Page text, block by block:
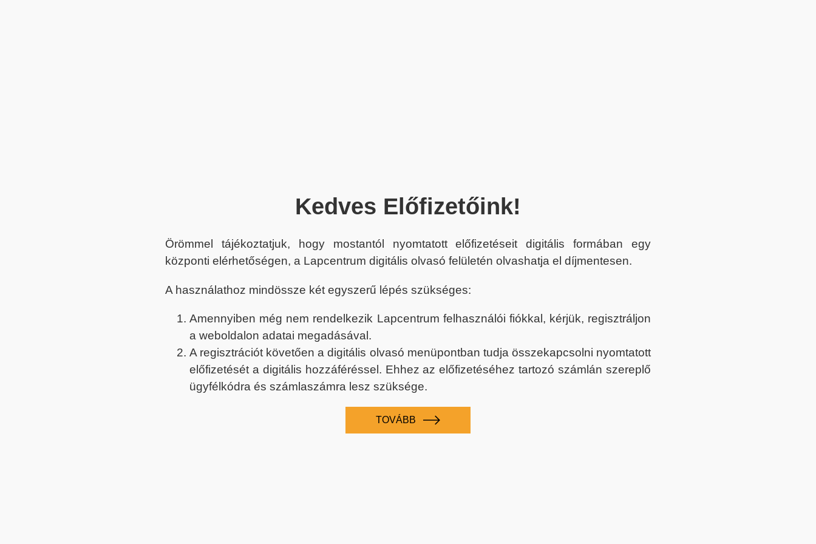
Kedves Előfizetőink!
Örömmel tájékoztatjuk, hogy mostantól nyomtatott előfizetéseit digitális formában egy
központi elérhetőségen, a Lapcentrum digitális olvasó felületén olvashatja el díjmentesen.
A használathoz mindössze két egyszerű lépés szükséges:
Amennyiben még nem rendelkezik Lapcentrum felhasználói fiókkal, kérjük, regisztráljon
a weboldalon adatai megadásával.
A regisztrációt követően a digitális olvasó menüpontban tudja összekapcsolni nyomtatott
előfizetését a digitális hozzáféréssel. Ehhez az előfizetéséhez tartozó számlán szereplő
ügyfélkódra és számlaszámra lesz szüksége.
TOVÁBB